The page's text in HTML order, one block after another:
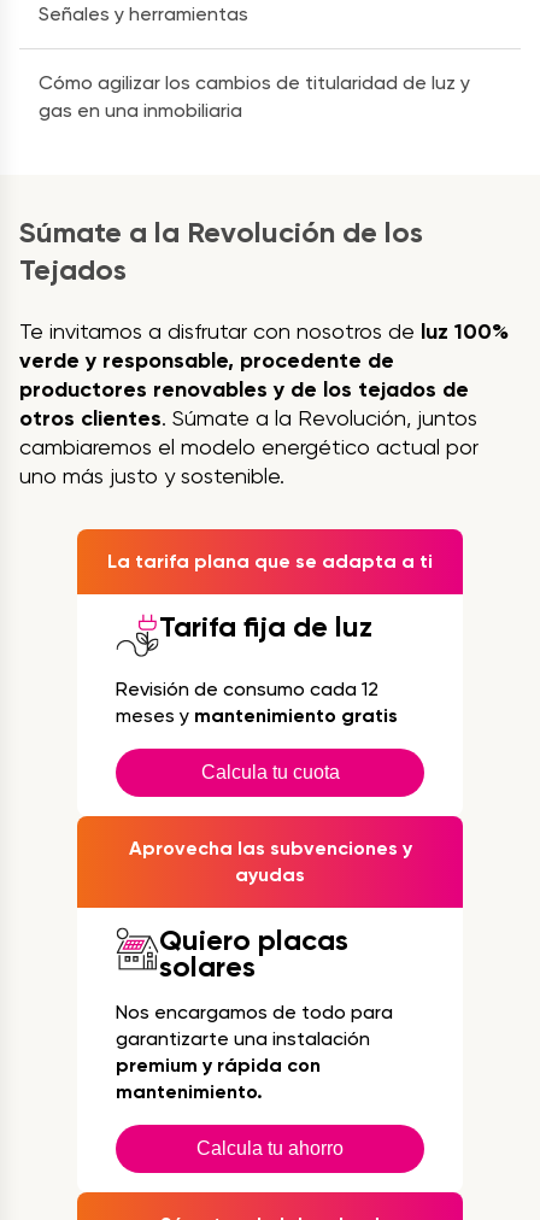
Señales y herramientas
Cómo agilizar los cambios de titularidad de luz y
gas en una inmobiliaria
Súmate a la Revolución de los
Tejados
Te invitamos a disfrutar con nosotros de luz 100%
verde y responsable, procedente de
productores renovables y de los tejados de
otros clientes. Súmate a la Revolución, juntos
cambiaremos el modelo energético actual por
uno más justo y sostenible.
La tarifa plana que se adapta a ti
Tarifa fija de luz
Revisión de consumo cada 12
meses y mantenimiento gratis
Calcula tu cuota
Aprovecha las subvenciones y
ayudas
Quiero placas
solares
Nos encargamos de todo para
garantizarte una instalación
premium y rápida con
mantenimiento.
Calcula tu ahorro